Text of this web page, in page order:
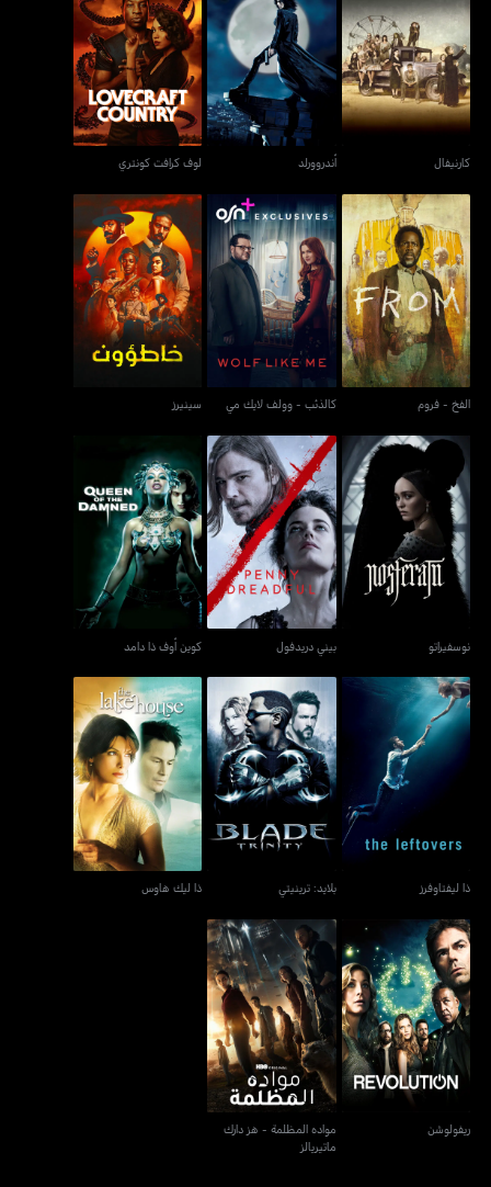
كارنيفال
كارنيفال
أندروورلد
أندروورلد
لوف كرافت كونتري
لوف كرافت كونتري
الفخ - فروم
الفخ - فروم
كالذئب - وولف لايك مي
كالذئب - وولف لايك مي
سينيرز
سينيرز
نوسفيراتو
نوسفيراتو
بيني دريدفول
بيني دريدفول
كوين أوف ذا دامد
كوين أوف ذا دامد
ذا ليفتاوفرز
ذا ليفتاوفرز
بلايد: ترينيتي
بلايد: ترينيتي
ذا ليك هاوس
ذا ليك هاوس
ريفولوشن
ريفولوشن
مواده المظلمة - هز دارك
ماتيريالز
مواده المظلمة - هز دارك
ماتيريالز